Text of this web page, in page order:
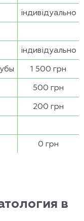
індивідуально
індивідуально
1 500 грн
500 грн
200 грн
0 грн
в